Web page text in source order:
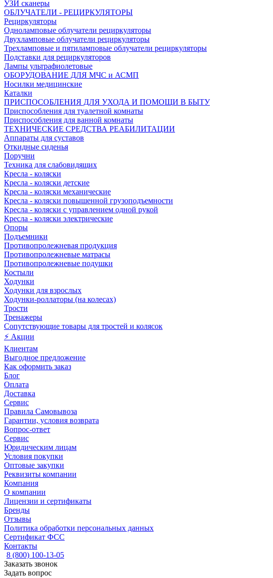
УЗИ сканеры
ОБЛУЧАТЕЛИ - РЕЦИРКУЛЯТОРЫ
Рециркуляторы
Одноламповые облучатели рециркуляторы
Двухламповые облучатели рециркуляторы
Трехламповые и пятиламповые облучатели рециркуляторы
Подставки для рециркуляторов
Лампы ультрафиолетовые
ОБОРУДОВАНИЕ ДЛЯ МЧС и АСМП
Носилки медицинские
Каталки
ПРИСПОСОБЛЕНИЯ ДЛЯ УХОДА И ПОМОЩИ В БЫТУ
Приспособления для туалетной комнаты
Приспособления для ванной комнаты
ТЕХНИЧЕСКИЕ СРЕДСТВА РЕАБИЛИТАЦИИ
Аппараты для суставов
Откидные сиденья
Поручни
Техника для слабовидящих
Кресла - коляски
Кресла - коляски детские
Кресла - коляски механические
Кресла - коляски повышенной грузоподъемности
Кресла - коляски с управлением одной рукой
Кресла - коляски электрические
Опоры
Подъемники
Противопролежневая продукция
Противопролежневые матрасы
Противопролежневые подушки
Костыли
Ходунки
Ходунки для взрослых
Ходунки-роллаторы (на колесах)
Трости
Тренажеры
Сопутствующие товары для тростей и колясок
⚡ Акции
Клиентам
Выгодное предложение
Как оформить заказ
Блог
Оплата
Доставка
Сервис
Правила Самовывоза
Гарантии, условия возврата
Вопрос-ответ
Сервис
Юридическим лицам
Условия покупки
Оптовые закупки
Реквизиты компании
Компания
О компании
Лицензии и сертификаты
Бренды
Отзывы
Политика обработки персональных данных
Сертификат ФСС
Контакты
8 (800) 100-13-05
Заказать звонок
Задать вопрос